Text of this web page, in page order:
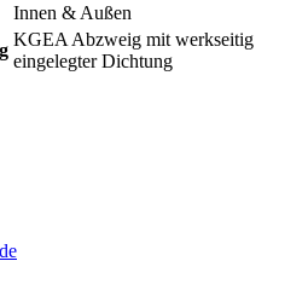
Innen & Außen
KGEA Abzweig mit werkseitig
eingelegter Dichtung